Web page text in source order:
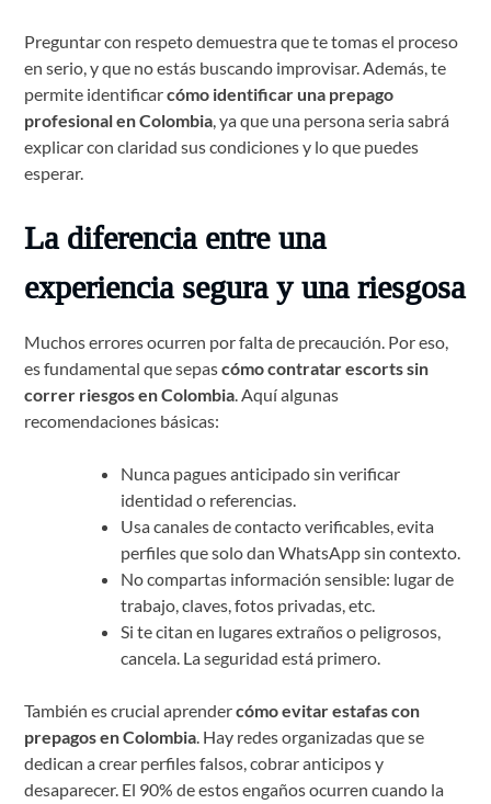
Preguntar con respeto demuestra que te tomas el proceso
en serio, y que no estás buscando improvisar. Además, te
permite identificarcómo identificar una prepago
profesional en Colombia , ya que una persona seria sabrá
explicar con claridad sus condiciones y lo que puedes
esperar.
La diferencia entre una
experiencia segura y una riesgosa
Muchos errores ocurren por falta de precaución. Por eso,
es fundamental que sepascómo contratar escorts sin
correr riesgos en Colombia. Aquí algunas
recomendaciones básicas:
Nunca pagues anticipado sin verificar
identidad o referencias.
Usa canales de contacto verificables, evita
perfiles que solo dan WhatsApp sin contexto.
No compartas información sensible: lugar de
trabajo, claves, fotos privadas, etc.
Si te citan en lugares extraños o peligrosos,
cancela. La seguridad está primero.
También es crucial aprendercómo evitar estafas con
prepagos en Colombia. Hay redes organizadas que se
dedican a crear perfiles falsos, cobrar anticipos y
desaparecer. El 90% de estos engaños ocurren cuando la